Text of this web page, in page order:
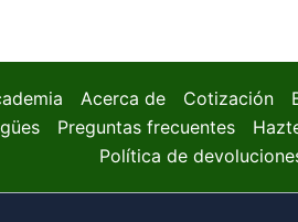
Acerca de Cotización
Preguntas frecuentes
Política de